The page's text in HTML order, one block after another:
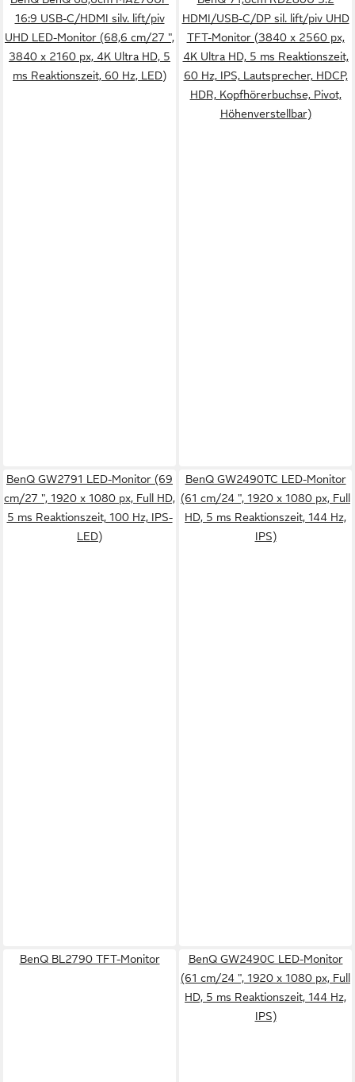
16:9 USB-C/HDMI silv. lift/piv
UHD LED-Monitor (68,6 cm/27 ",
3840 x 2160 px, 4K Ultra HD, 5
ms Reaktionszeit, 60 Hz, LED)
HDMI/USB-C/DP sil. lift/piv UHD
TFT-Monitor (3840 x 2560 px,
4K Ultra HD, 5 ms Reaktionszeit,
60 Hz, IPS, Lautsprecher, HDCP,
HDR, Kopfhörerbuchse, Pivot,
Höhenverstellbar)
BenQ GW2791 LED-Monitor (69
cm/27 ", 1920 x 1080 px, Full HD,
5 ms Reaktionszeit, 100 Hz, IPS-
LED)
BenQ GW2490TC LED-Monitor
(61 cm/24 ", 1920 x 1080 px, Full
HD, 5 ms Reaktionszeit, 144 Hz,
IPS)
BenQ BL2790 TFT-Monitor
BenQ GW2490C LED-Monitor
(61 cm/24 ", 1920 x 1080 px, Full
HD, 5 ms Reaktionszeit, 144 Hz,
IPS)